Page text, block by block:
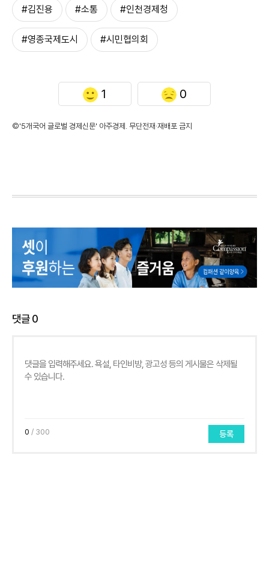
#김진용 #소통 #인천경제청
#영종국제도시 #시민협의회
1 0
©'5개국어 글로벌 경제신문' 아주경제. 무단전재·재배포 금지
댓글0
0 / 300 등록